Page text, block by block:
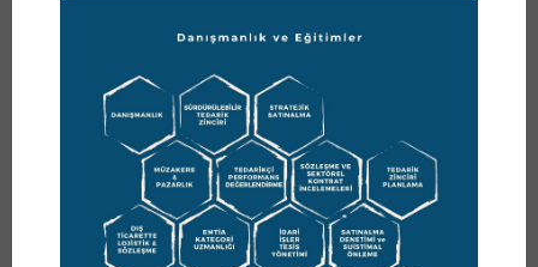
programlarını uçtan uca yönetir. Stratejik yönetim
perspektifiyle şirketlerin kritik süreçlerini görünür kılar;
karar alma, kontrol ve uygulama disiplinini ölçülebilir
çıktılarla destekler. Danışmanlık yaklaşımını, şirketle
birlikte değer üretmeye ve kalıcı yönetim disiplini
oluşturmaya odaklar.